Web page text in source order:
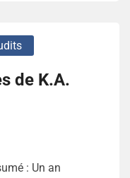
de K.A.
: Un an